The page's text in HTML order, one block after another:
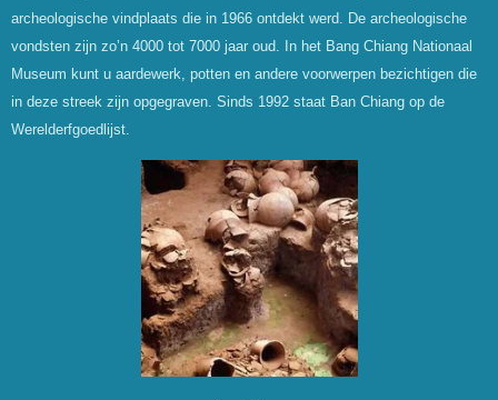
archeologische vindplaats die in 1966 ontdekt werd. De archeologische
vondsten zijn zo’n 4000 tot 7000 jaar oud. In het Bang Chiang Nationaal
Museum kunt u aardewerk, potten en andere voorwerpen bezichtigen die
in deze streek zijn opgegraven. Sinds 1992 staat Ban Chiang op de
Werelderfgoedlijst.